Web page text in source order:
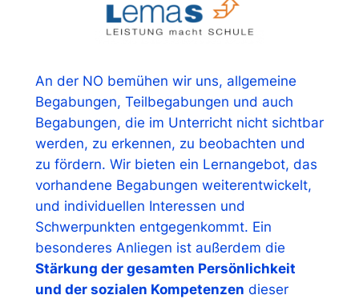
An der NO bemühen wir uns, allgemeine
Begabungen, Teilbegabungen und auch
Begabungen, die im Unterricht nicht sichtbar
werden, zu erkennen, zu beobachten und
zu fördern. Wir bieten ein Lernangebot, das
vorhandene Begabungen weiterentwickelt,
und individuellen Interessen und
Schwerpunkten entgegenkommt. Ein
besonderes Anliegen ist außerdem die
Stärkung der gesamten Persönlichkeit
und der sozialen Kompetenzen dieser